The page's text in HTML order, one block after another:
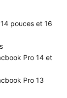
pouces et 16
Pro 14 et
Pro 13